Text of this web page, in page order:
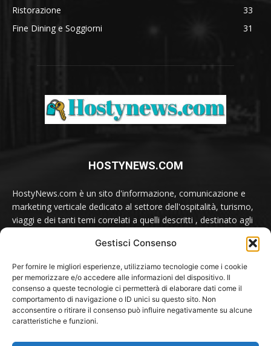
Gestisci Consenso
Per fornire le migliori esperienze, utilizziamo tecnologie come i cookie
per memorizzare e/o accedere alle informazioni del dispositivo. Il
consenso a queste tecnologie ci permetterà di elaborare dati come il
comportamento di navigazione o ID unici su questo sito. Non
acconsentire o ritirare il consenso può influire negativamente su alcune
caratteristiche e funzioni.
Ristorazione
33
Fine Dining e Soggiorni
31
HOSTYNEWS.COM
HostyNews.com è un sito d'informazione, comunicazione e
marketing verticale dedicato al settore dell'ospitalità, turismo,
viaggi e dei tanti temi correlati a quelli descritti , destinato agli
SEGUICI SU